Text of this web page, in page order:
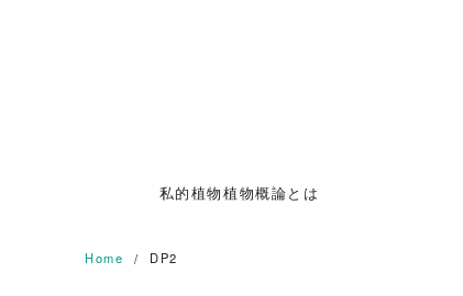
私的植物植物概論とは
Home DP2